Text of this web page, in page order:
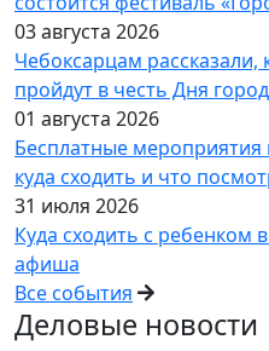
03 августа 2026
Чебоксарцам рассказали,
пройдут в честь Дня
01 августа 2026
Бесплатные мероприятия
куда сходить и что
31 июля 2026
Куда сходить с ребенком
афиша
Все события
Деловые новости